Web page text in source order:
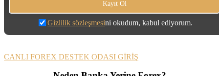
Gizlilik sözleşmesini okudum, kabul ediyorum.
CANLI FOREX DESTEK ODASI GİRİŞ